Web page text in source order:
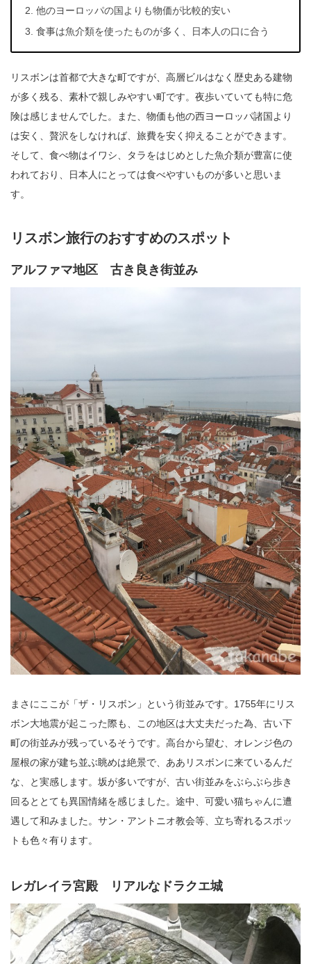
他のヨーロッパの国よりも物価が比較的安い
食事は魚介類を使ったものが多く、日本人の口に合う
リスボンは首都で大きな町ですが、高層ビルはなく歴史ある建物
が多く残る、素朴で親しみやすい町です。夜歩いていても特に危
険は感じませんでした。また、物価も他の西ヨーロッパ諸国より
は安く、贅沢をしなければ、旅費を安く抑えることができます。
そして、食べ物はイワシ、タラをはじめとした魚介類が豊富に使
われており、日本人にとっては食べやすいものが多いと思いま
す。
リスボン旅行のおすすめのスポット
アルファマ地区 古き良き街並み
まさにここが「ザ・リスボン」という街並みです。1755年にリス
ボン大地震が起こった際も、この地区は大丈夫だった為、古い下
町の街並みが残っているそうです。高台から望む、オレンジ色の
屋根の家が建ち並ぶ眺めは絶景で、ああリスボンに来ているんだ
な、と実感します。坂が多いですが、古い街並みをぶらぶら歩き
回るととても異国情緒を感じました。途中、可愛い猫ちゃんに遭
遇して和みました。サン・アントニオ教会等、立ち寄れるスポッ
トも色々有ります。
レガレイラ宮殿 リアルなドラクエ城